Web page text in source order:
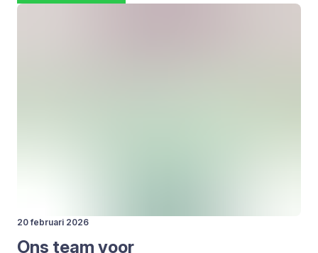
20 februari 2026
Ons team voor